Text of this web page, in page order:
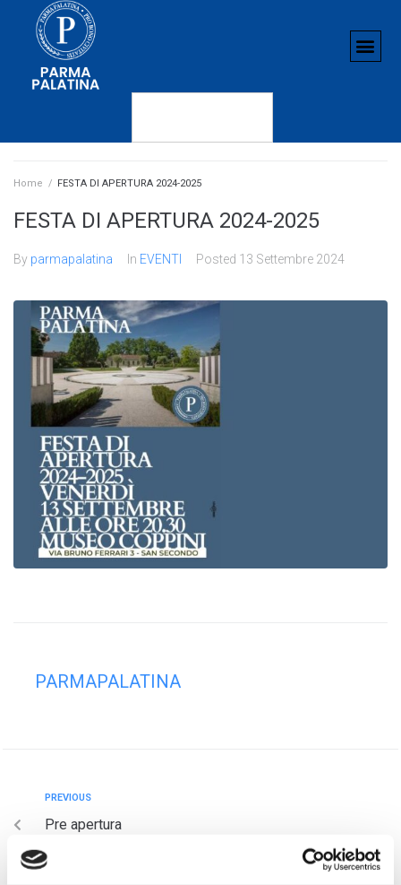
Home / FESTA DI APERTURA 2024-2025
FESTA DI APERTURA 2024-2025
By parmapalatina In EVENTI Posted 13 Settembre 2024
PARMAPALATINA
PREVIOUS
Pre apertura
NEXT